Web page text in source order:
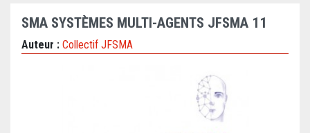
SMA SYSTÈMES MULTI-AGENTS JFSMA 11
Auteur : Collectif JFSMA